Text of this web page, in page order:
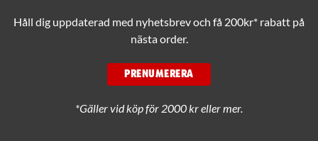
Håll dig uppdaterad med nyhetsbrev och få 200kr* rabatt på
nästa order.
PRENUMERERA
*Gäller vid köp för 2000 kr eller mer.